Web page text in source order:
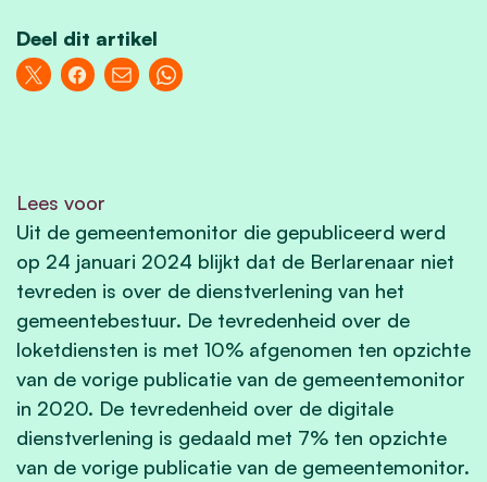
Deel dit artikel
Lees voor
Uit de gemeentemonitor die gepubliceerd werd
op 24 januari 2024 blijkt dat de Berlarenaar niet
tevreden is over de dienstverlening van het
gemeentebestuur. De tevredenheid over de
loketdiensten is met 10% afgenomen ten opzichte
van de vorige publicatie van de gemeentemonitor
in 2020. De tevredenheid over de digitale
dienstverlening is gedaald met 7% ten opzichte
van de vorige publicatie van de gemeentemonitor.